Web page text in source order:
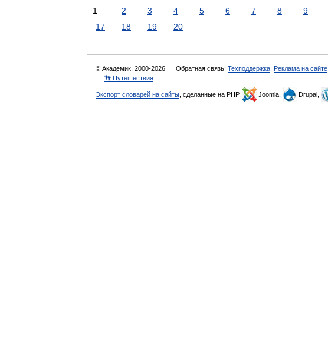
1 2 3 4 5 6 7 8 9
17
18 19 20
© Академик, 2000-2026 Обратная связь: Техподдержка Реклама на сайте
👣 Путешествия
Экспорт словарей на сайты , сделанные на PHP, Joomla, Drupal,